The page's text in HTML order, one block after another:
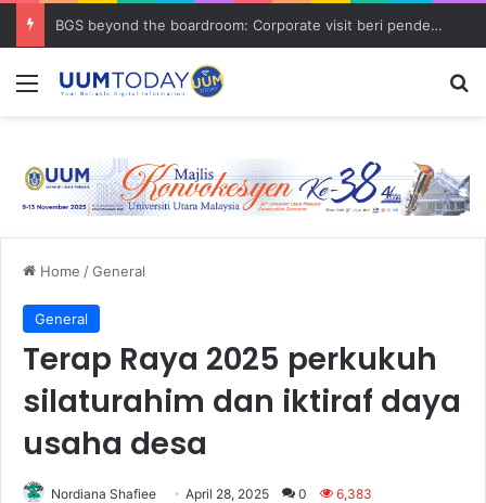
BGS beyond the boardroom: Corporate visit beri pendedahan dunia korporat kepada PELAJAR UUM
Menu
Home /General
General
Terap Raya 2025 perkukuh
silaturahim dan iktiraf daya
usaha desa
Nordiana Shafiee April 28, 2025 0 6,383